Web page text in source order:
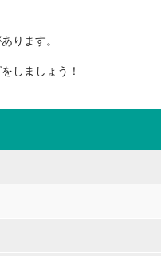
ります。
しましょう！